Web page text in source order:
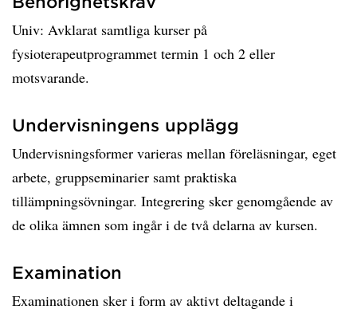
Univ: Avklarat samtliga kurser på
fysioterapeutprogrammet termin 1 och 2 eller
motsvarande.
Undervisningens upplägg
Undervisningsformer varieras mellan föreläsningar, eget
arbete, gruppseminarier samt praktiska
tillämpningsövningar. Integrering sker genomgående av
de olika ämnen som ingår i de två delarna av kursen.
Examination
Examinationen sker i form av aktivt deltagande i